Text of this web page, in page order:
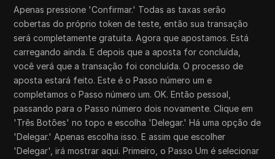
Apenas pressione 'Confirmar.' Todas as taxas serão
cobertas do próprio token de teste, então sua transação
será completamente gratuita. Agora que apostamos. Está
carregando ainda. E depois que a aposta for concluída,
você verá que a transação foi concluída. O processo de
aposta estará feito. Este é o Passo número um e
completamos o Passo número um. OK. Então pessoal,
passando para o Passo número dois novamente. Clique em
'Três Botões' no topo e escolha 'Delegar.' Há uma opção de
'Delegar.' Apenas escolha isso. E assim que escolher
'Delegar', irá mostrar aqui. Primeiro, o Passo Um é selecionar